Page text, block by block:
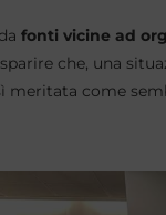
fonti vicine ad
che, una
meritata come